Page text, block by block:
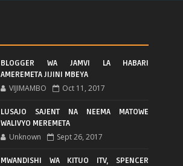
BLOGGER WA JAMVI LA HABARI
AMEREMETA JIJINI MBEYA
VIJIMAMBO Oct 11, 2017
LUSAJO SAJENT NA NEEMA MATOWE
WALIVYO MEREMETA
Unknown Sept 26, 2017
MWANDISHI WA KITUO ITV, SPENCER